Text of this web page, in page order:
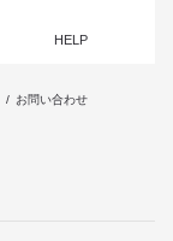
HELP
/ お問い合わせ